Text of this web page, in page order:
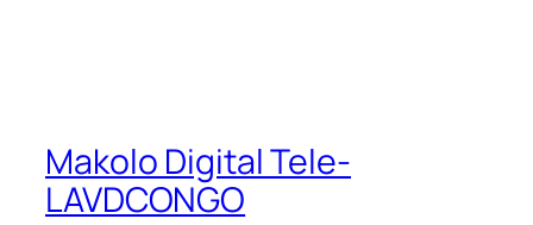
Makolo Digital Tele-
LAVDCONGO